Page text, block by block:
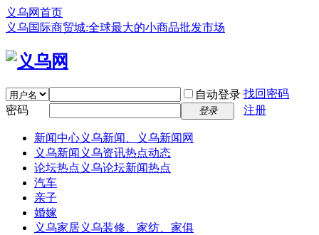
义乌网首页
义乌国际商贸城:全球最大的小商品批发市场
自动登录 找回密码
密码
登录 注册
新闻中心义乌新闻、义乌新闻网
义乌新闻 义乌资讯热点动态
论坛热点 义乌论坛新闻热点
汽车
亲子
婚嫁
义乌家居义乌装修、家纺、家俱